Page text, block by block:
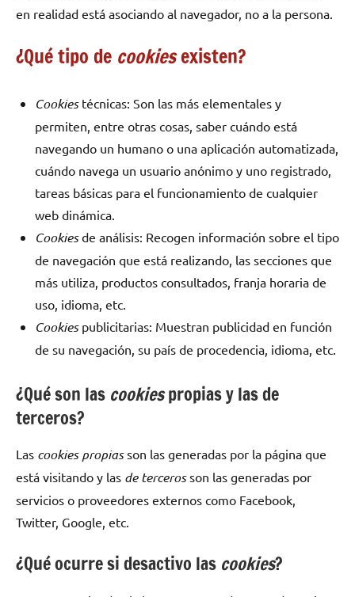
en realidad está asociando al navegador, no a la persona.
¿Qué tipo de cookiesexisten?
Cookiestécnicas: Son las más elementales y
permiten, entre otras cosas, saber cuándo está
navegando un humano o una aplicación automatizada,
cuándo navega un usuario anónimo y uno registrado,
tareas básicas para el funcionamiento de cualquier
web dinámica.
Cookiesde análisis: Recogen información sobre el tipo
de navegación que está realizando, las secciones que
más utiliza, productos consultados, franja horaria de
uso, idioma, etc.
Cookiespublicitarias: Muestran publicidad en función
de su navegación, su país de procedencia, idioma, etc.
¿Qué son las cookiespropias y las de
terceros?
Las cookies propiasson las generadas por la página que
está visitando y las de tercerosson las generadas por
servicios o proveedores externos como Facebook,
Twitter, Google, etc.
¿Qué ocurre si desactivo las cookies?